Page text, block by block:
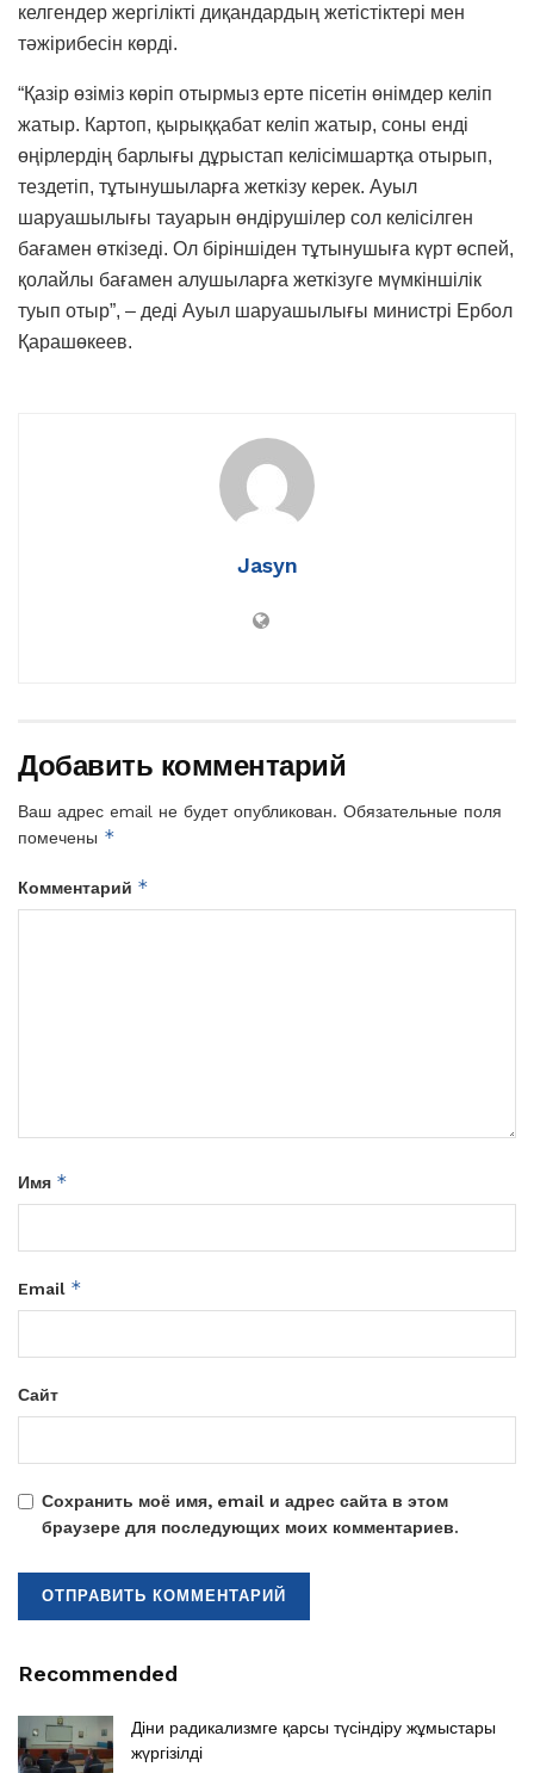
келгендер жергілікті диқандардың жетістіктері мен
тәжірибесін көрді.
“Қазір өзіміз көріп отырмыз ерте пісетін өнімдер келіп
жатыр. Картоп, қырыққабат келіп жатыр, соны енді
өңірлердің барлығы дұрыстап келісімшартқа отырып,
тездетіп, тұтынушыларға жеткізу керек. Ауыл
шаруашылығы тауарын өндірушілер сол келісілген
бағамен өткізеді. Ол біріншіден тұтынушыға күрт өспей,
қолайлы бағамен алушыларға жеткізуге мүмкіншілік
туып отыр”, – деді Ауыл шаруашылығы министрі Ербол
Қарашөкеев.
Jasyn
Добавить комментарий
Ваш адрес email не будет опубликован. Обязательные поля
помечены *
Комментарий *
Имя *
Email *
Сайт
Сохранить моё имя, email и адрес сайта в этом
браузере для последующих моих комментариев.
Recommended
Діни радикализмге қарсы түсіндіру жұмыстары
жүргізілді